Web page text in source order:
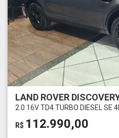
LAND ROVER
2.0 16V TD4 TURBO DIESEL SE
R$ 112.990,00